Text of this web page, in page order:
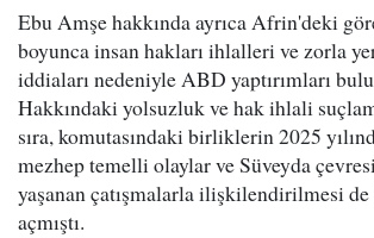
Ebu Amşe hakkında ayrıca Afrin'deki
boyunca insan hakları ihlalleri ve zorla
iddiaları nedeniyle ABD yaptırımları
Hakkındaki yolsuzluk ve hak ihlali
sıra, komutasındaki birliklerin 2025
mezhep temelli olaylar ve Süveyda
yaşanan çatışmalarla ilişkilendirilmesi de
açmıştı.